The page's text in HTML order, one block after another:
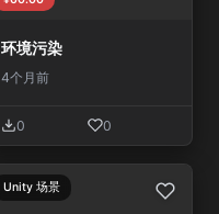
环境污染
4个月前
0 0
Unity 场景